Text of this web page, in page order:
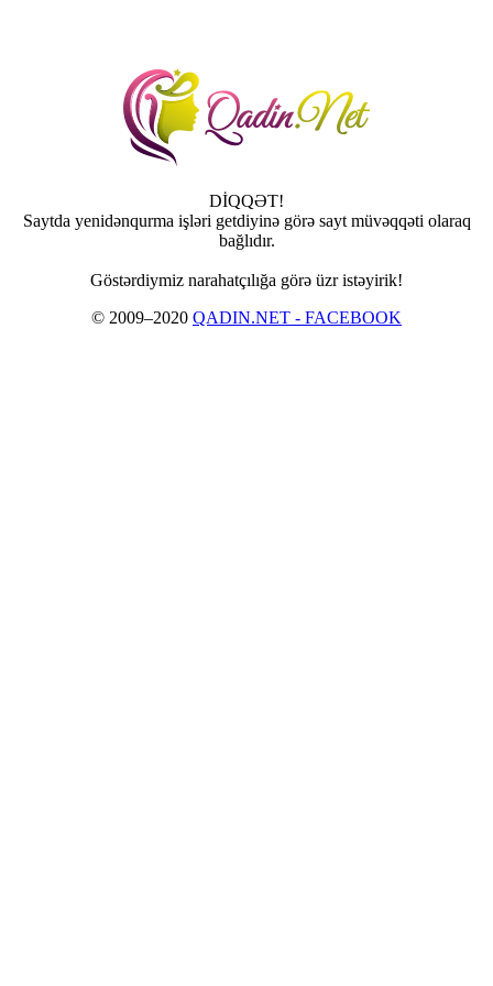
DİQQƏT!
Saytda yenidənqurma işləri getdiyinə görə sayt müvəqqəti olaraq
bağlıdır.
Göstərdiymiz narahatçılığa görə üzr istəyirik!
© 2009–2020 QADIN.NET - FACEBOOK